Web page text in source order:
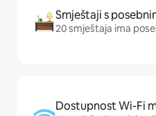
Smještaji s
20 smještaja ima
Dostupnost Wi-Fi